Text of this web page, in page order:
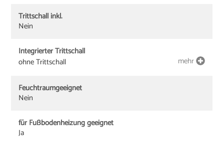
Trittschall inkl.
Nein
Integrierter Trittschall
ohne Trittschall
mehr
Feuchtraumgeeignet
Nein
für Fußbodenheizung geeignet
Ja